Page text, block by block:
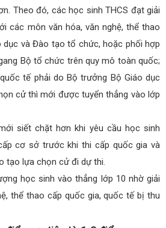
Theo đó, các học sinh THCS đạt giải
các môn văn hóa, văn nghệ, thể thao
dục và Đào tạo tổ chức, hoặc phối hợp
Bộ tổ chức trên quy mô toàn quốc;
tế phải do Bộ trưởng Bộ Giáo dục
cử thì mới được tuyển thẳng vào lớp
siết chặt hơn khi yêu cầu học sinh
cơ sở trước khi thi cấp quốc gia và
tạo lựa chọn cử đi dự thi.
học sinh vào thẳng lớp 10 nhờ giải
thể thao cấp quốc gia, quốc tế bị thu